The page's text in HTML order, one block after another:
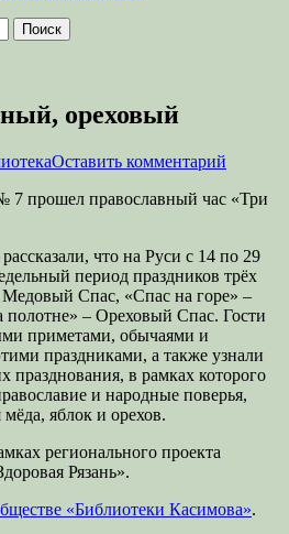
ореховый
Оставить комментарий
7 прошел православный час «Три
что на Руси с 14 по 29
период праздников трёх
Спас, «Спас на горе» –
– Ореховый Спас. Гости
приметами, обычаями и
праздниками, а также узнали
празднования, в рамках которого
и народные поверья,
яблок и орехов.
регионального проекта
Рязань».
«Библиотеки Касимова».